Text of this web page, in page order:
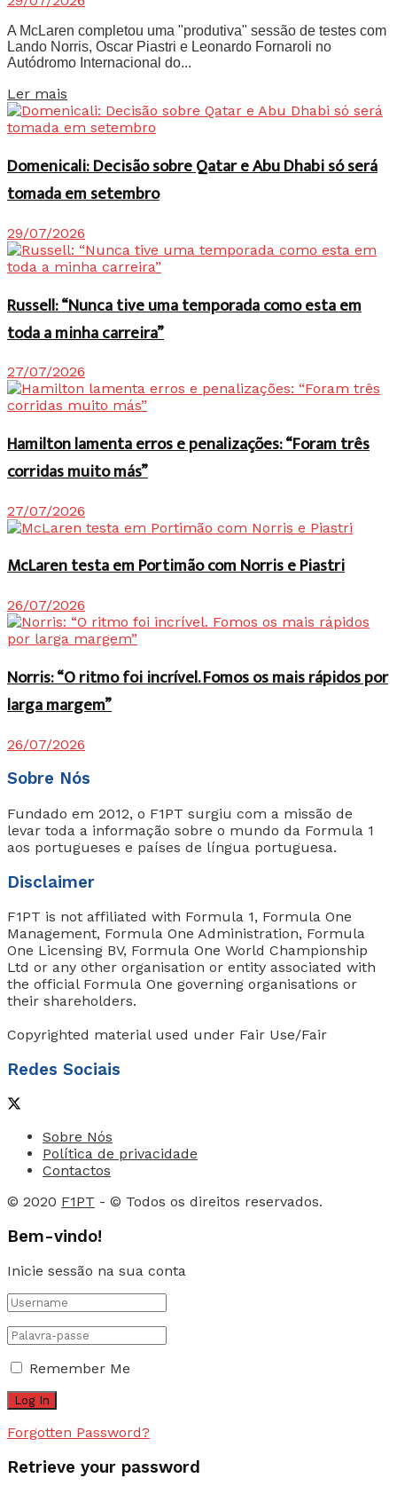
A McLaren completou uma "produtiva" sessão de testes com
Lando Norris, Oscar Piastri e Leonardo Fornaroli no
Autódromo Internacional do...
Ler mais
Domenicali: Decisão sobre Qatar e Abu Dhabi só será
tomada em setembro
29/07/2026
Russell: “Nunca tive uma temporada como esta em
toda a minha carreira”
27/07/2026
Hamilton lamenta erros e penalizações: “Foram três
corridas muito más”
27/07/2026
McLaren testa em Portimão com Norris e Piastri
26/07/2026
Norris: “O ritmo foi incrível. Fomos os mais rápidos por
larga margem”
26/07/2026
Sobre Nós
Fundado em 2012, o F1PT surgiu com a missão de
levar toda a informação sobre o mundo da Formula 1
aos portugueses e países de língua portuguesa.
Disclaimer
F1PT is not affiliated with Formula 1, Formula One
Management, Formula One Administration, Formula
One Licensing BV, Formula One World Championship
Ltd or any other organisation or entity associated with
the official Formula One governing organisations or
their shareholders.
Copyrighted material used under Fair Use/Fair
Redes Sociais
Sobre Nós
Política de privacidade
Contactos
© 2020 F1PT - © Todos os direitos reservados.
Bem-vindo!
Inicie sessão na sua conta
Remember Me
Forgotten Password?
Retrieve your password